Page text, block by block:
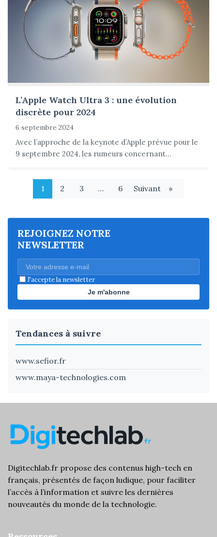
L’Apple Watch Ultra 3 : une évolution
discrète pour 2024
6 septembre 2024
Avec l’approche de la keynote d’Apple prévue pour le
9 septembre 2024, les rumeurs concernant...
1 2 3 … 6 Suivant »
REJOIGNEZ NOTRE
NEWSLETTER
J'accepte la newsletter
Je m'abonne
Tendances à suivre
www.sefior.fr
www.maya-technologies.com
Digitechlab.fr propose des contenus high-tech en
français, présentés de façon ludique, pour faciliter
l’accès à l’information et suivre les dernières
nouveautés du monde de la technologie.